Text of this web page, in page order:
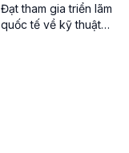
Đạt tham gia triển lãm
quốc tế về kỹ thuật